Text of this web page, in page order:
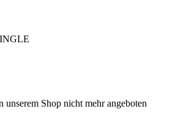
unserem Shop nicht mehr angeboten